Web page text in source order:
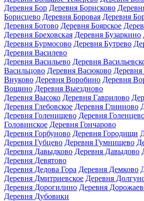
Деревня Бор Деревня Борисково
Борисцево Деревня Боровая Деревня
Деревня Ботово Деревня Боярское
Деревня Бреховская Деревня Бузаркино
Деревня Бурмосово Деревня Бутрево
Деревня Василево
Деревня Васильево Деревня
Васильцово Деревня Васюково
Внуково Деревня Воробино Деревня
Вощино Деревня Выездново
Деревня Высоко Деревня Гаврилово
Деревня Глебовское Деревня Глинново
Деревня Голенищево Деревня
Головинское Деревня Гончарово
Деревня Горбуново Деревня Городищи
Деревня Губцево Деревня Гумнищево
Деревня Давыдково Деревня Давыдово
Деревня Девятово
Деревня Дедова Гора Деревня Демково
Деревня Дмитриевское Деревня
Деревня Дорогилино Деревня
Деревня Дубовики